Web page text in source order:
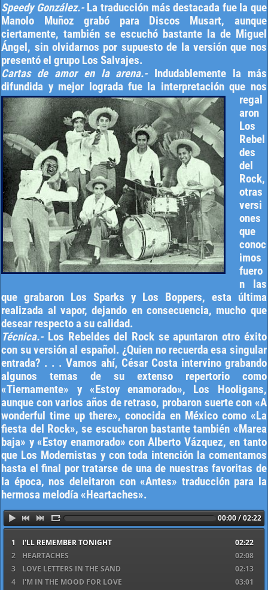
Speedy González.-La traducción más destacada fue la que
Manolo Muñoz grabó para Discos Musart, aunque
ciertamente, también se escuchó bastante la de Miguel
Ángel, sin olvidarnos por supuesto de la versión que nos
presentó el grupo Los Salvajes.
Cartas de amor en la arena.- Indudablemente la más
difundida y mejor
lograda fue la interpretación que nos
regal
aron
Los
Rebel
des
del
Rock,
otras
versi
ones
que
conoc
imos
fuero
n las
que grabaron Los Sparks y Los Boppers, esta última
realizada al vapor, dejando en consecuencia, mucho que
desear respecto a su calidad.
Técnica.- Los Rebeldes del Rock se apuntaron otro éxito
con su versión al español. ¿Quien no recuerda esa singular
entrada? . . . Vamos ahí, César Costa intervino grabando
algunos temas de su extenso repertorio como
«Tiernamente» y «Estoy enamorado», Los Hooligans,
aunque con varios años de retraso, probaron suerte con «A
wonderful time up there», conocida en México como «La
fiesta del Rock», se escucharon bastante también «Marea
baja» y «Estoy enamorado» con Alberto Vázquez, en tanto
que Los Modernistas y con toda intención la comentamos
hasta el final por tratarse de una de nuestras favoritas de
la época, nos deleitaron con «Antes» traducción para la
hermosa melodía «Heartaches».
00:00 / 02:22
1 02:22
I'LL REMEMBER TONIGHT
2
02:08
HEARTACHES
3
02:13
LOVE LETTERS IN THE SAND
4
03:01
I'M IN THE MOOD FOR LOVE